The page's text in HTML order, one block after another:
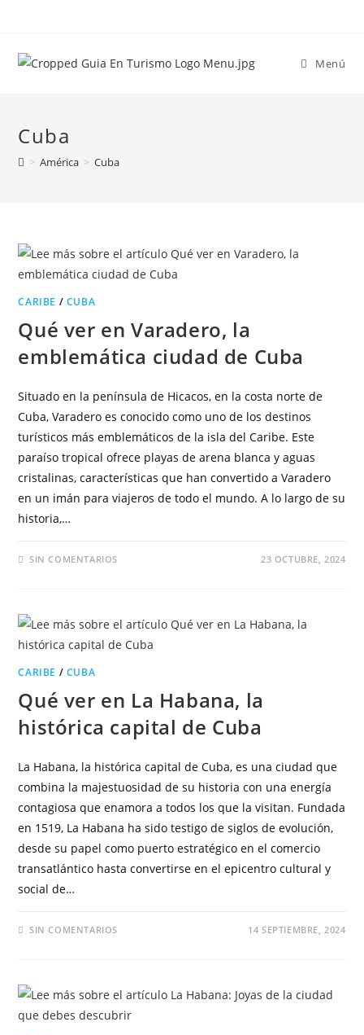
Menú
Cuba
> América > Cuba
CARIBE / CUBA
Qué ver en Varadero, la
emblemática ciudad de Cuba
Situado en la península de Hicacos, en la costa norte de
Cuba, Varadero es conocido como uno de los destinos
turísticos más emblemáticos de la isla del Caribe. Este
paraíso tropical ofrece playas de arena blanca y aguas
cristalinas, características que han convertido a Varadero
en un imán para viajeros de todo el mundo. A lo largo de su
historia,…
SIN COMENTARIOS 23 OCTUBRE, 2024
CARIBE / CUBA
Qué ver en La Habana, la
histórica capital de Cuba
La Habana, la histórica capital de Cuba, es una ciudad que
combina la majestuosidad de su historia con una energía
contagiosa que enamora a todos los que la visitan. Fundada
en 1519, La Habana ha sido testigo de siglos de evolución,
desde su papel como puerto estratégico en el comercio
transatlántico hasta convertirse en el epicentro cultural y
social de…
SIN COMENTARIOS 14 SEPTIEMBRE, 2024